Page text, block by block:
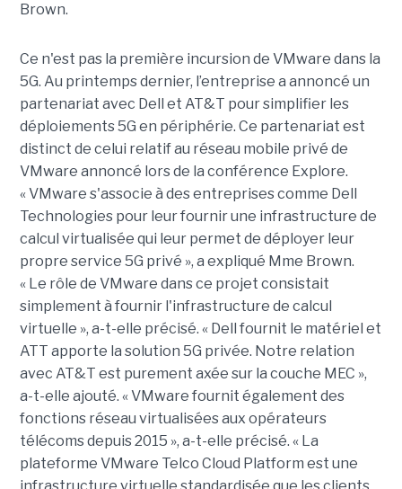
Brown.
Ce n'est pas la première incursion de VMware dans la
5G. Au printemps dernier, l’entreprise a annoncé un
partenariat avec Dell et AT&T pour simplifier les
déploiements 5G en périphérie. Ce partenariat est
distinct de celui relatif au réseau mobile privé de
VMware annoncé lors de la conférence Explore.
« VMware s'associe à des entreprises comme Dell
Technologies pour leur fournir une infrastructure de
calcul virtualisée qui leur permet de déployer leur
propre service 5G privé », a expliqué Mme Brown.
« Le rôle de VMware dans ce projet consistait
simplement à fournir l'infrastructure de calcul
virtuelle », a-t-elle précisé. « Dell fournit le matériel et
ATT apporte la solution 5G privée. Notre relation
avec AT&T est purement axée sur la couche MEC »,
a-t-elle ajouté. « VMware fournit également des
fonctions réseau virtualisées aux opérateurs
télécoms depuis 2015 », a-t-elle précisé. « La
plateforme VMware Telco Cloud Platform est une